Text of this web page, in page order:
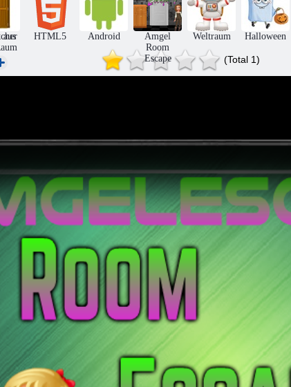
Amgel Easy
Room Escape
322
Amgel Kids
Room Flucht
347
Amgel Easy
Room Flucht
323
aus
HTML5 Android
Amgel
Room
Escape
Weltraum Halloween
(Total 1)